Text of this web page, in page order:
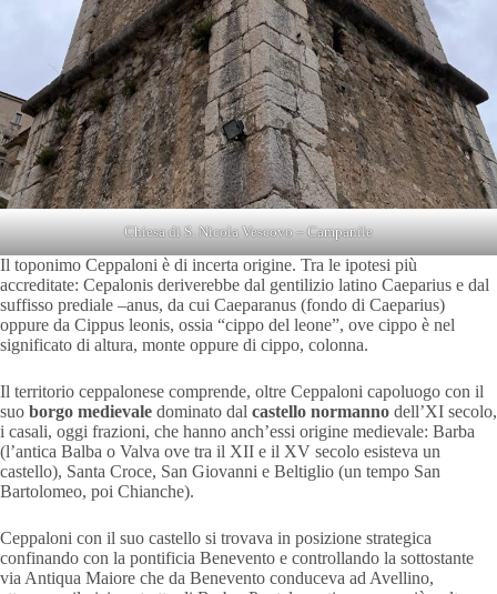
Chiesa di S. Nicola Vescovo – Campanile
Il toponimo Ceppaloni è di incerta origine. Tra le ipotesi più
accreditate: Cepalonis deriverebbe dal gentilizio latino Caeparius e dal
suffisso prediale –anus, da cui Caeparanus (fondo di Caeparius)
oppure da Cippus leonis, ossia “cippo del leone”, ove cippo è nel
significato di altura, monte oppure di cippo, colonna.
Il territorio ceppalonese comprende, oltre Ceppaloni capoluogo con il
suo borgo medievale dominato dal castello normanno dell’XI secolo,
i casali, oggi frazioni, che hanno anch’essi origine medievale: Barba
(l’antica Balba o Valva ove tra il XII e il XV secolo esisteva un
castello), Santa Croce, San Giovanni e Beltiglio (un tempo San
Bartolomeo, poi Chianche).
Ceppaloni con il suo castello si trovava in posizione strategica
confinando con la pontificia Benevento e controllando la sottostante
via Antiqua Maiore che da Benevento conduceva ad Avellino,